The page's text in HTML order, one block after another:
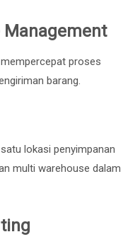
Management
proses
barang.
lokasi penyimpanan
multi warehouse dalam